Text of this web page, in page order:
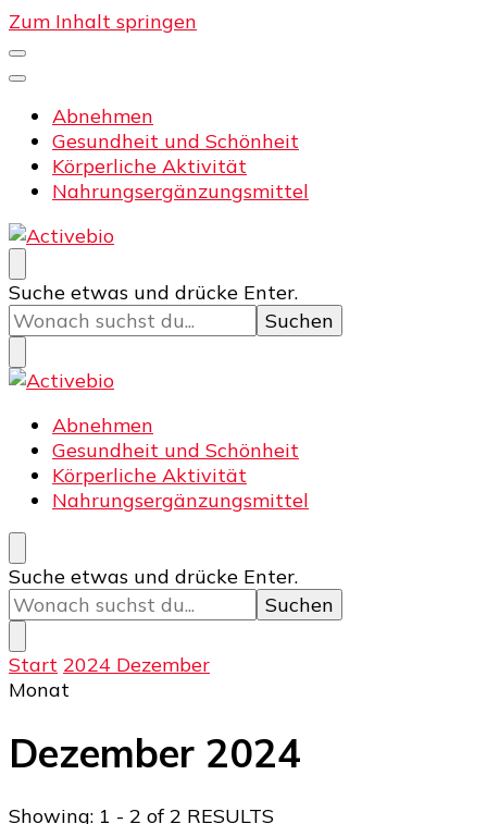
Zum Inhalt springen
Abnehmen
Gesundheit und Schönheit
Körperliche Aktivität
Nahrungsergänzungsmittel
Activebio
Training und Fitness
Suchst
du
nach
etwas?
Suche etwas und drücke Enter.
Activebio
Training und Fitness
Abnehmen
Gesundheit und Schönheit
Körperliche Aktivität
Nahrungsergänzungsmittel
Suchst
du
nach
etwas?
Suche etwas und drücke Enter.
Start 2024 Dezember
Monat
Dezember 2024
Showing: 1 - 2 of 2 RESULTS